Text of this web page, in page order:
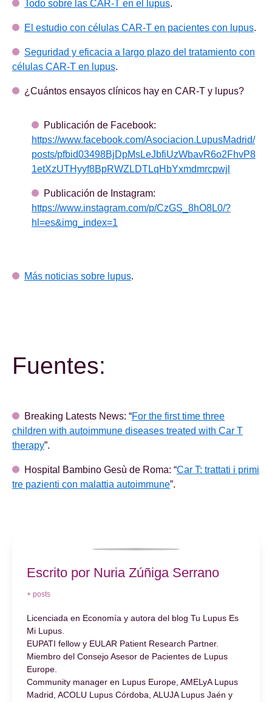
Todo sobre las CAR-T en el lupus.
El estudio con células CAR-T en pacientes con lupus.
Seguridad y eficacia a largo plazo del tratamiento con
células CAR-T en lupus.
¿Cuántos ensayos clínicos hay en CAR-T y lupus?
Publicación de Facebook:
https://www.facebook.com/Asociacion.LupusMadrid/
posts/pfbid03498BjDpMsLeJbfiUzWbavR6o2FhvP8
1etXzUTHyyf8BpRWZLDTLqHbYxmdmrcpwjl
Publicación de Instagram:
https://www.instagram.com/p/CzGS_8hO8L0/?
hl=es&img_index=1
Más noticias sobre lupus.
Fuentes:
Breaking Latests News: “For the first time three
children with autoimmune diseases treated with Car T
therapy”.
Hospital Bambino Gesù de Roma: “Car T: trattati i primi
tre pazienti con malattia autoimmune”.
Escrito por Nuria Zúñiga Serrano
+ posts
Licenciada en Economía y autora del blog Tu Lupus Es
Mi Lupus.
EUPATI fellow y EULAR Patient Research Partner.
Miembro del Consejo Asesor de Pacientes de Lupus
Europe.
Community manager en Lupus Europe, AMELyA Lupus
Madrid, ACOLU Lupus Córdoba, ALUJA Lupus Jaén y